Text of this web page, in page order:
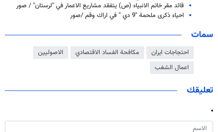
قائد مقر خاتم الانبياء (ص) يتفقد مشاريع الاعمار في "لرستان" / صور
احياء ذكرى ملحمة "9 دي " في اراك وقم /صور
سمات
احتجاجات ايران مكافحة الفساد الاقتصادي
الاصوليين
اعمال الشغب
تعليقك